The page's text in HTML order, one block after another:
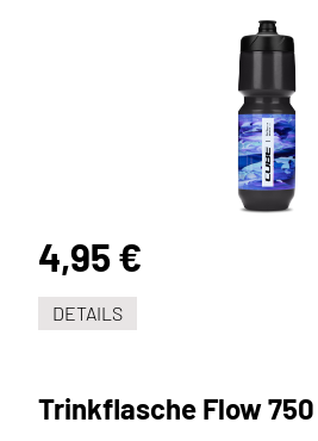
4,95 €
DETAILS
Trinkflasche Flow 750